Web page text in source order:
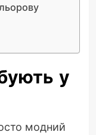
у
модний